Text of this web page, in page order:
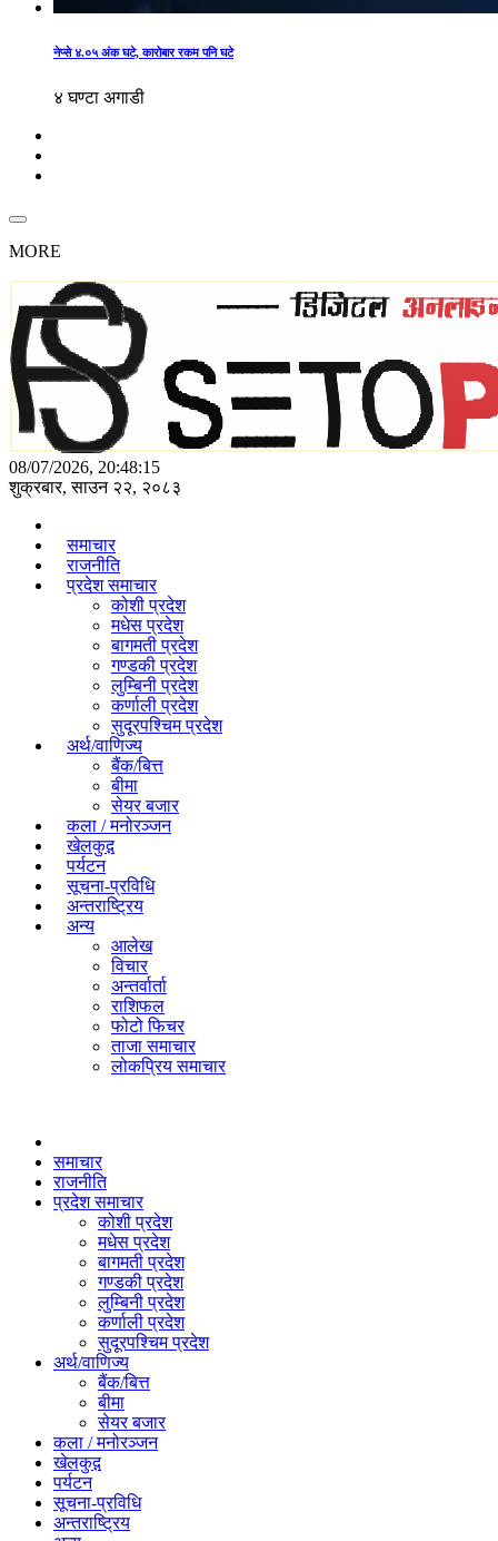
नेप्से ४.०५ अंक घटे, कारोबार रकम पनि घटे
४ घण्टा अगाडी
MORE
08/07/2026, 20:48:15
शुक्रबार, साउन २२, २०८३
समाचार
राजनीति
प्रदेश समाचार
कोशी प्रदेश
मधेस प्रदेश
बागमती प्रदेश
गण्डकी प्रदेश
लुम्बिनी प्रदेश
कर्णाली प्रदेश
सुदूरपश्चिम प्रदेश
अर्थ/वाणिज्य
बैंक/बित्त
बीमा
सेयर बजार
कला / मनोरञ्जन
खेलकुद़़
पर्यटन
सूचना-प्रविधि
अन्तराष्ट्रिय
अन्य
आलेख
विचार
अन्तर्वार्ता
राशिफल
फोटो फिचर
ताजा समाचार
लोकप्रिय समाचार
समाचार
राजनीति
प्रदेश समाचार
कोशी प्रदेश
मधेस प्रदेश
बागमती प्रदेश
गण्डकी प्रदेश
लुम्बिनी प्रदेश
कर्णाली प्रदेश
सुदूरपश्चिम प्रदेश
अर्थ/वाणिज्य
बैंक/बित्त
बीमा
सेयर बजार
कला / मनोरञ्जन
खेलकुद़़
पर्यटन
सूचना-प्रविधि
अन्तराष्ट्रिय